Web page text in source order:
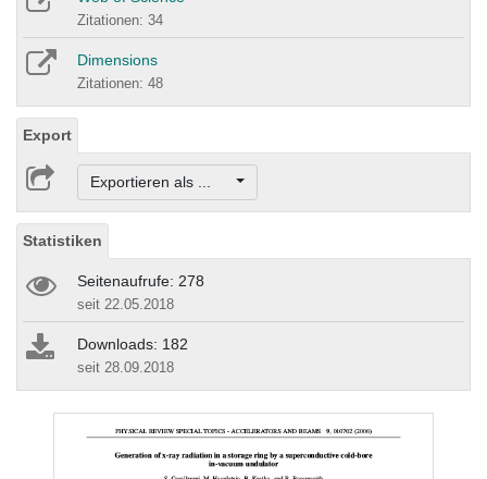
Zitationen: 34
Dimensions
Zitationen: 48
Export
Exportieren als ...
Statistiken
Seitenaufrufe: 278
seit 22.05.2018
Downloads: 182
seit 28.09.2018